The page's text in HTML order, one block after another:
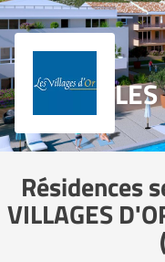
Résidences
VILLAGES